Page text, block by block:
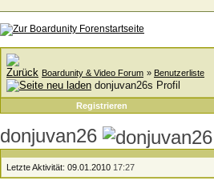
Boardunity & Video Forum » Benutzerliste
donjuvan26s Profil
Registrieren
donjuvan26
Letzte Aktivität: 09.01.2010 17:27